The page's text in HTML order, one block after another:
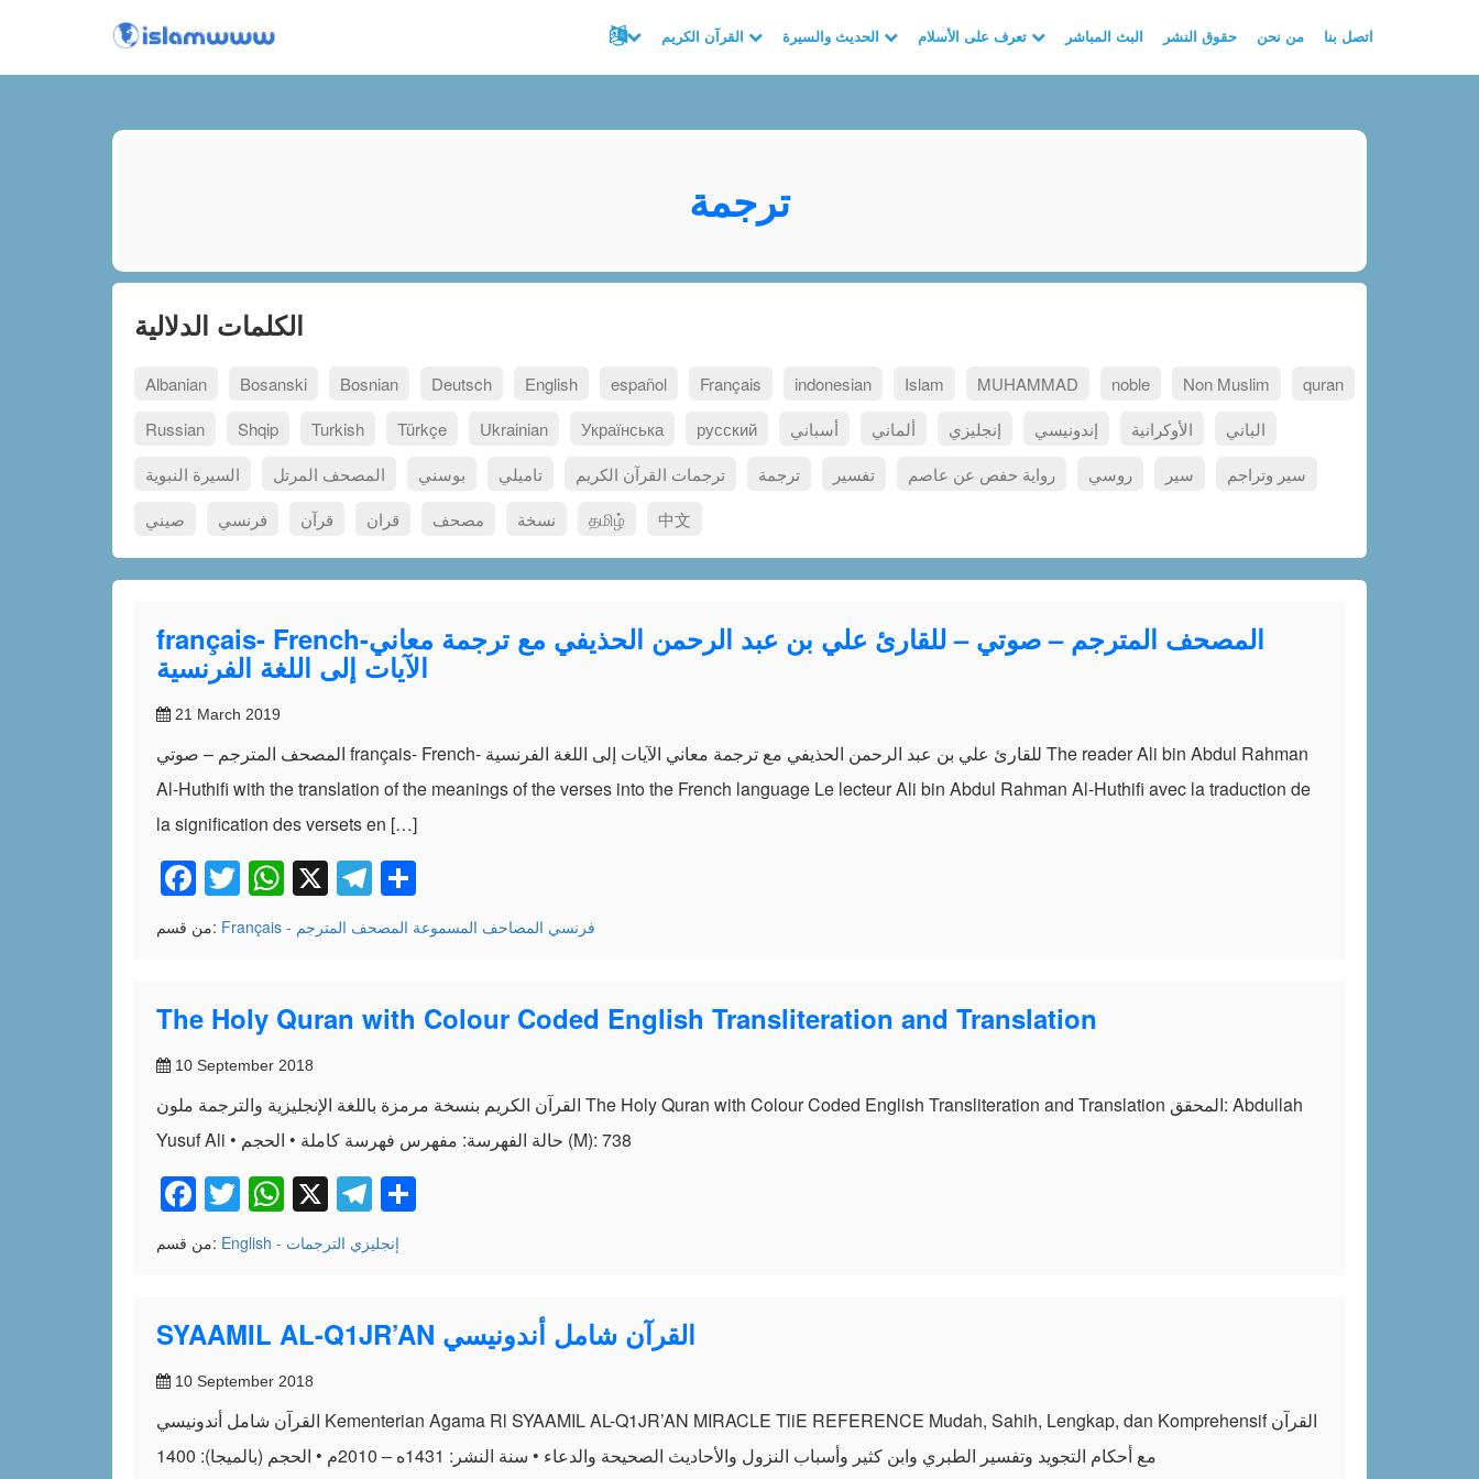
البث المباشر حقوق النشر من نحن اتصل بنا
ترجمة
الكلمات الدلالية
Albanian Bosanski Bosnian Deutsch English español Français indonesian Islam MUHAMMAD noble Non Muslim
quran
Russian
Shqip Turkish Türkçe Ukrainian Українська русский أسباني ألماني إنجليزي إندونيسي الأوكرانية
الباني
السيرة النبوية
المصحف المرتل بوسني تاميلي ترجمات القرآن الكريم ترجمة تفسير رواية حفص عن عاصم روسي سير
سير وتراجم
صيني
فرنسي قرآن قران مصحف نسخة தமிழ் 中文
français- French-المصحف المترجم – صوتي – للقارئ علي بن عبد الرحمن الحذيفي مع ترجمة معاني
الآيات إلى اللغة الفرنسية
21 March 2019
المصحف المترجم – صوتي français- French- للقارئ علي بن عبد الرحمن الحذيفي مع ترجمة معاني الآيات إلى اللغة الفرنسية The reader Ali bin Abdul Rahman
Al-Huthifi with the translation of the meanings of the verses into the French language Le lecteur Ali bin Abdul Rahman Al-Huthifi avec la traduction de
la signification des versets en […]
Facebook
Twitter
WhatsApp
X Telegram
من قسم: Français - فرنسي المصاحف المسموعة المصحف المترجم
The Holy Quran with Colour Coded English Transliteration and Translation
10 September 2018
القرآن الكريم بنسخة مرمزة باللغة الإنجليزية والترجمة ملون The Holy Quran with Colour Coded English Transliteration and Translation المحقق: Abdullah
Yusuf Ali • حالة الفهرسة: مفهرس فهرسة كاملة • الحجم (M): 738
Facebook
Twitter
WhatsApp
X Telegram
من قسم: English - إنجليزي الترجمات
SYAAMIL AL-Q1JR’AN القرآن شامل أندونيسي
10 September 2018
القرآن شامل أندونيسي Kementerian Agama Rl SYAAMIL AL-Q1JR’AN MIRACLE TliE REFERENCE Mudah, Sahih, Lengkap, dan Komprehensif القرآن
مع أحكام التجويد وتفسير الطبري وابن كثير وأسباب النزول والأحاديث الصحيحة والدعاء • سنة النشر: 1431ه – 2010م • الحجم (بالميجا): 1400